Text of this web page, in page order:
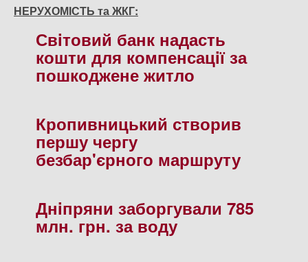
НЕРУХОМІСТЬ та ЖКГ:
Свiтовий банк надасть
кошти для компенсацiї за
пошкоджене житло
Кропивницький створив
першу чергу
безбар'єрного маршруту
Днiпряни заборгували 785
млн. грн. за воду